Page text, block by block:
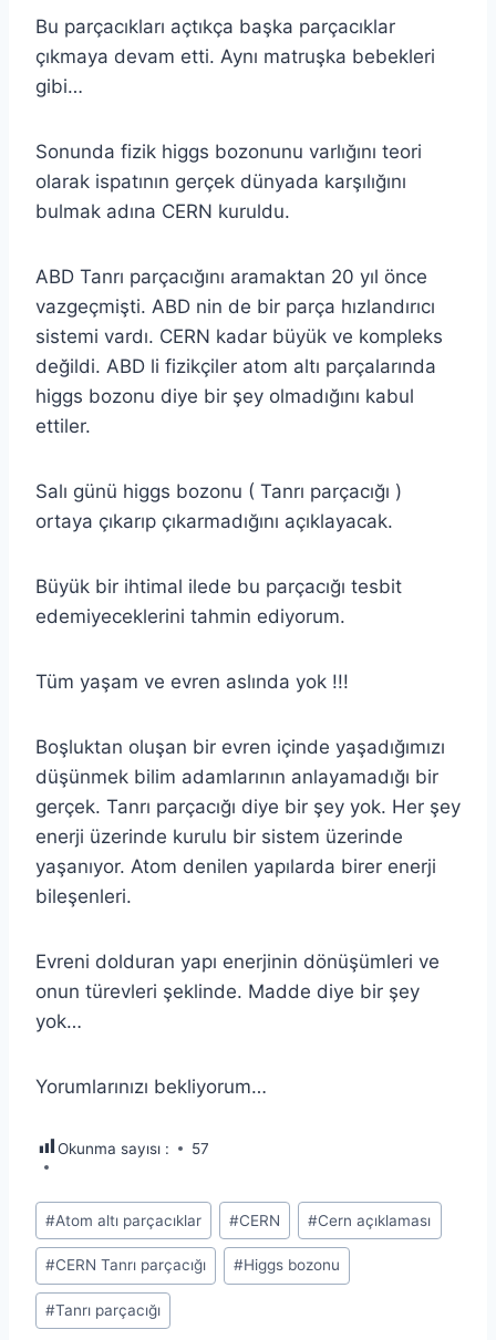
Bu parçacıkları açtıkça başka parçacıklar
çıkmaya devam etti. Aynı matruşka bebekleri
gibi…
Sonunda fizik higgs bozonunu varlığını teori
olarak ispatının gerçek dünyada karşılığını
bulmak adına CERN kuruldu.
ABD Tanrı parçacığını aramaktan 20 yıl önce
vazgeçmişti. ABD nin de bir parça hızlandırıcı
sistemi vardı. CERN kadar büyük ve kompleks
değildi. ABD li fizikçiler atom altı parçalarında
higgs bozonu diye bir şey olmadığını kabul
ettiler.
Salı günü higgs bozonu ( Tanrı parçacığı )
ortaya çıkarıp çıkarmadığını açıklayacak.
Büyük bir ihtimal ilede bu parçacığı tesbit
edemiyeceklerini tahmin ediyorum.
Tüm yaşam ve evren aslında yok !!!
Boşluktan oluşan bir evren içinde yaşadığımızı
düşünmek bilim adamlarının anlayamadığı bir
gerçek. Tanrı parçacığı diye bir şey yok. Her şey
enerji üzerinde kurulu bir sistem üzerinde
yaşanıyor. Atom denilen yapılarda birer enerji
bileşenleri.
Evreni dolduran yapı enerjinin dönüşümleri ve
onun türevleri şeklinde. Madde diye bir şey
yok…
Yorumlarınızı bekliyorum…
Okunma sayısı : 57
Post
Tags:
#Atom altı parçacıklar #CERN #Cern açıklaması
#CERN Tanrı parçacığı #Higgs bozonu
#Tanrı parçacığı